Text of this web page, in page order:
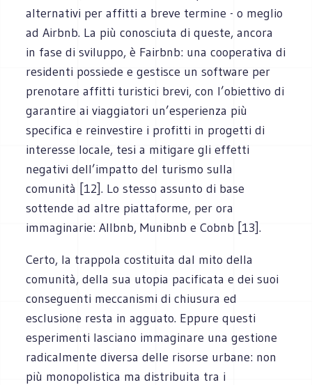
alternativi per affitti a breve termine - o meglio
ad Airbnb. La più conosciuta di queste, ancora
in fase di sviluppo, è Fairbnb: una cooperativa di
residenti possiede e gestisce un software per
prenotare affitti turistici brevi, con l’obiettivo di
garantire ai viaggiatori un’esperienza più
specifica e reinvestire i profitti in progetti di
interesse locale, tesi a mitigare gli effetti
negativi dell’impatto del turismo sulla
comunità [12]. Lo stesso assunto di base
sottende ad altre piattaforme, per ora
immaginarie: Allbnb, Munibnb e Cobnb [13].
Certo, la trappola costituita dal mito della
comunità, della sua utopia pacificata e dei suoi
conseguenti meccanismi di chiusura ed
esclusione resta in agguato. Eppure questi
esperimenti lasciano immaginare una gestione
radicalmente diversa delle risorse urbane: non
più monopolistica ma distribuita tra i